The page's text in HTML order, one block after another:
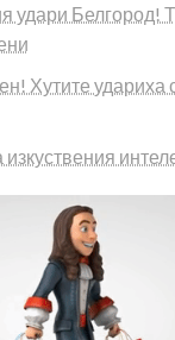
удари Белгород!
Хутите удариха